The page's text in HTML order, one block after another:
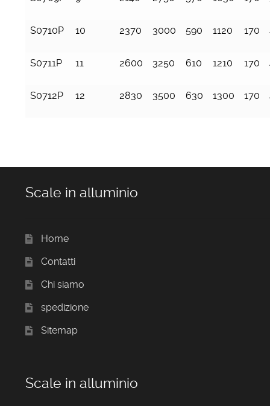
S0710P 10 2370 3000 590 1120 170
S0711P 11 2600 3250 610 1210 170
S0712P 12 2830 3500 630 1300 170
Scale in alluminio
Home
Contatti
Chi siamo
spedizione
Sitemap
Scale in alluminio